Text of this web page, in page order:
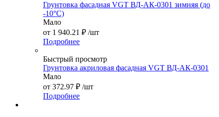
Грунтовка фасадная VGT ВД-АК-0301 зимняя (до
-10°С)
Мало
от 1 940.21 ₽ /шт
Подробнее
Быстрый просмотр
Грунтовка акриловая фасадная VGT ВД-АК-0301
Мало
от 372.97 ₽ /шт
Подробнее